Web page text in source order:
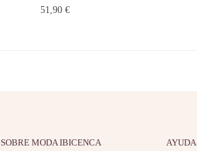
51,90 €
SOBRE MODA IBICENCA